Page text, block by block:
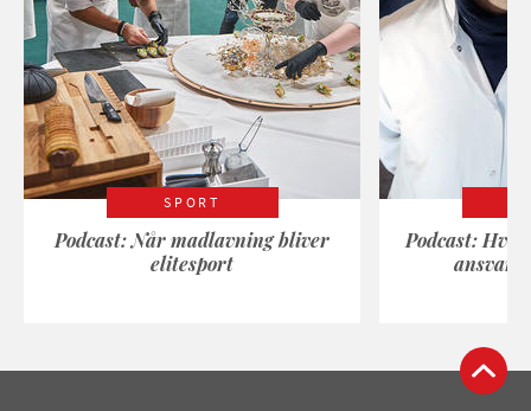
SPORT
Podcast: Når madlavning bliver
elitesport
Podcast: